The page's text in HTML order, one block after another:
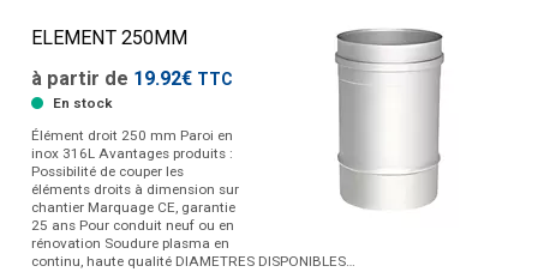
ELEMENT 250MM
à partir de 19.92€ TTC
En stock
Élément droit 250 mm Paroi en
inox 316L Avantages produits :
Possibilité de couper les
éléments droits à dimension sur
chantier Marquage CE, garantie
25 ans Pour conduit neuf ou en
rénovation Soudure plasma en
continu, haute qualité DIAMETRES DISPONIBLES…